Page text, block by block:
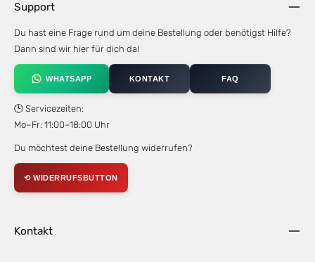
Support
Du hast eine Frage rund um deine Bestellung oder benötigst Hilfe?
Dann sind wir hier für dich da!
WHATSAPP KONTAKT FAQ
🕒 Servicezeiten:
Mo–Fr: 11:00–18:00 Uhr
Du möchtest deine Bestellung widerrufen?
⟲ WIDERRUFSBUTTON
Kontakt